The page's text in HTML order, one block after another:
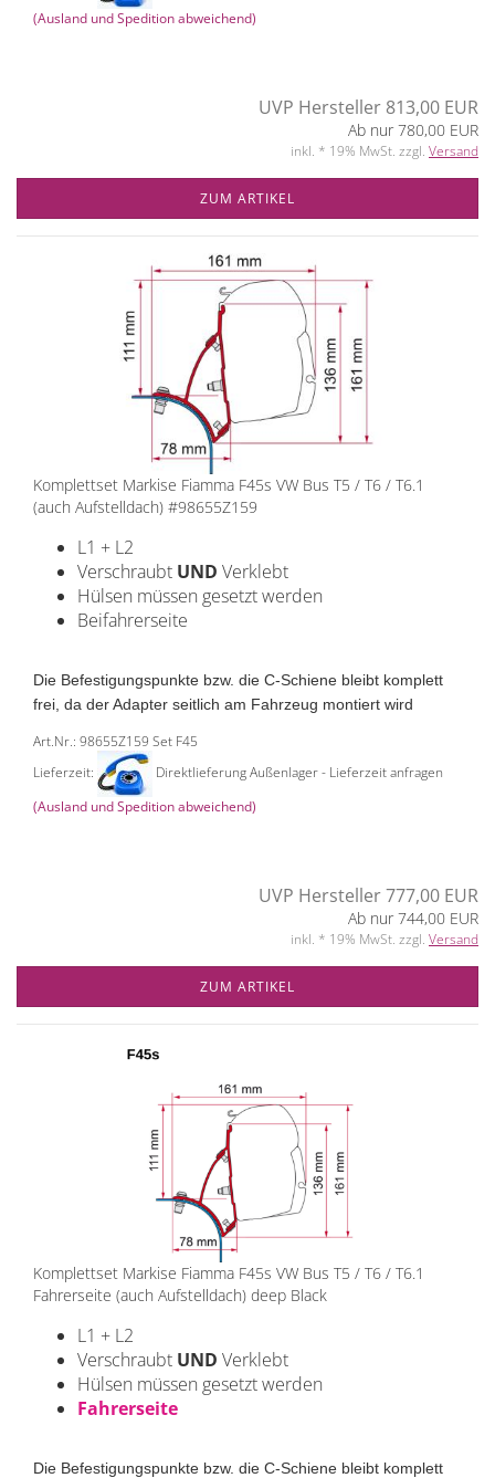
(Ausland und Spedition abweichend)
UVP Hersteller 813,00 EUR
Ab nur 780,00 EUR
inkl. * 19% MwSt. zzgl. Versand
ZUM ARTIKEL
Komplettset Markise Fiamma F45s VW Bus T5 / T6 / T6.1
(auch Aufstelldach) #98655Z159
L1 + L2
Verschraubt UND Verklebt
Hülsen müssen gesetzt werden
Beifahrerseite
Die Befestigungspunkte bzw. die C-Schiene bleibt komplett
frei, da der Adapter seitlich am Fahrzeug montiert wird
Art.Nr.: 98655Z159 Set F45
Lieferzeit:
Direktlieferung Außenlager - Lieferzeit anfragen
(Ausland und Spedition abweichend)
UVP Hersteller 777,00 EUR
Ab nur 744,00 EUR
inkl. * 19% MwSt. zzgl. Versand
ZUM ARTIKEL
Komplettset Markise Fiamma F45s VW Bus T5 / T6 / T6.1
Fahrerseite (auch Aufstelldach) deep Black
L1 + L2
Verschraubt UND Verklebt
Hülsen müssen gesetzt werden
Fahrerseite
Die Befestigungspunkte bzw. die C-Schiene bleibt komplett